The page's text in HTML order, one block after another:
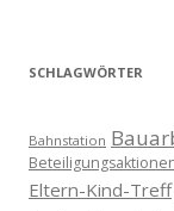
SCHLAGWÖRTER
Bahnstation
Eltern-Kind-Treff